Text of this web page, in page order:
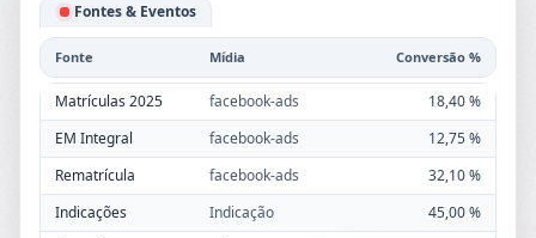
Fontes & Eventos
Fonte Mídia Conversão %
Matrículas 2025 facebook-ads
18,40 %
EM Integral
facebook-ads
12,75 %
Rematrícula
facebook-ads
32,10 %
Indicações
Indicação
45,00 %